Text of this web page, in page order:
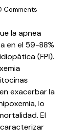
Comments
la apnea
en el 59-88%
(FPI).
exacerbar la
lo
El